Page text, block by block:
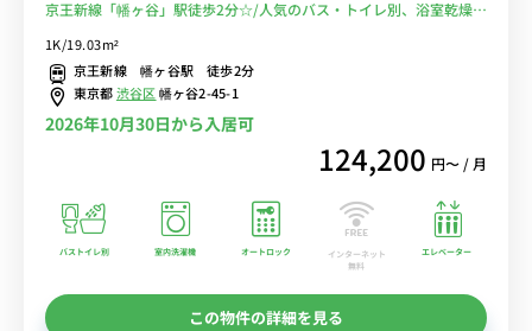
京王新線「幡ヶ谷」駅徒歩2分☆/人気のバス・トイレ別、浴室乾燥機
レンタル中！
1K/19.03m²
京王新線 幡ヶ谷駅 徒歩2分
東京都渋谷区幡ヶ谷2-45-1
2026年10月30日から入居可
124,200 円〜 / 月
バストイレ別 室内洗濯機 オートロック
インターネット
無料
エレベーター
この物件の詳細を見る